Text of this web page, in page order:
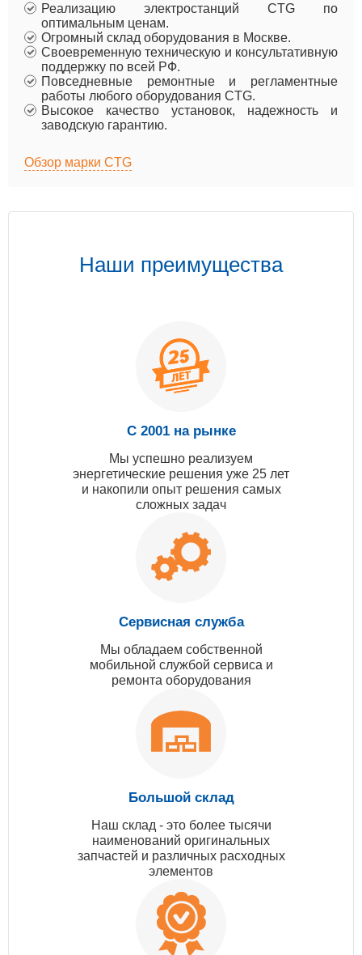
Реализацию электростанций CTG по
оптимальным ценам.
Огромный склад оборудования в Москве.
Своевременную техническую и консультативную
поддержку по всей РФ.
Повседневные ремонтные и регламентные
работы любого оборудования CTG.
Высокое качество установок, надежность и
заводскую гарантию.
Обзор марки CTG
Наши преимущества
С 2001 на рынке
Мы успешно реализуем
энергетические решения уже 25 лет
и накопили опыт решения самых
сложных задач
Сервисная служба
Мы обладаем собственной
мобильной службой сервиса и
ремонта оборудования
Большой склад
Наш склад - это более тысячи
наименований оригинальных
запчастей и различных расходных
элементов